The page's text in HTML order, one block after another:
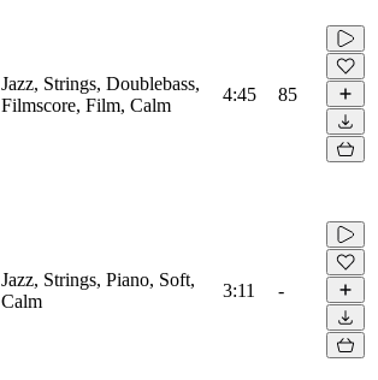
Jazz, Strings, Doublebass,
Filmscore, Film, Calm
4:45 85
Jazz, Strings, Piano, Soft,
Calm
3:11 -